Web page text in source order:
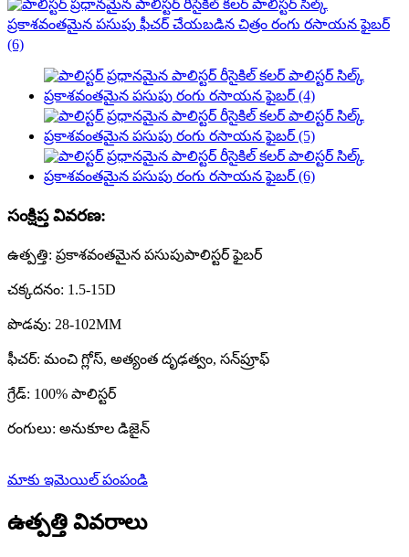
సంక్షిప్త వివరణ:
ఉత్పత్తి: ప్రకాశవంతమైన పసుపుపాలిస్టర్ ఫైబర్
చక్కదనం: 1.5-15D
పొడవు: 28-102MM
ఫీచర్: మంచి గ్లోస్, అత్యంత దృఢత్వం, సన్‌ప్రూఫ్
గ్రేడ్: 100% పాలిస్టర్
రంగులు: అనుకూల డిజైన్
మాకు ఇమెయిల్ పంపండి
ఉత్పత్తి వివరాలు